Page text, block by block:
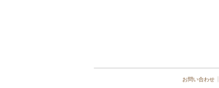
お問い合わせ